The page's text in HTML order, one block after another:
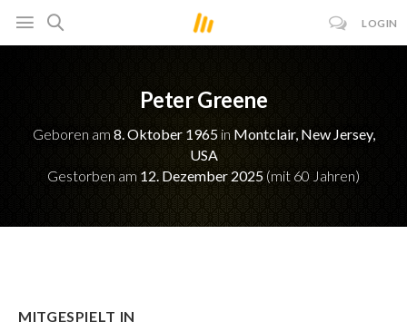
LOGIN
Peter Greene
Geboren am 8. Oktober 1965in Montclair, New Jersey,
USA
Gestorben am 12. Dezember 2025 (mit 60 Jahren)
MITGESPIELT IN